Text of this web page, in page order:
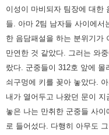
이성이 마비되자 팀장에 대한
들. 아마 2팀 남자들 사이에서
한 음담패설을 하는 분위기가
만연한 것 같았다. 그러는 와
랐다. 군중들이 312호 앞에
쇠구멍에 키를 꽂아 놓았다.
내가 열어두고 나왔던 문이
놓은 나는 만취한 군중들 사
로 들어섰다. 다행히 아무도